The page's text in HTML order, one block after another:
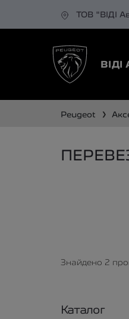
ТОВ "ВІДІ
peugeot ❯
Знайдено 2
Каталог